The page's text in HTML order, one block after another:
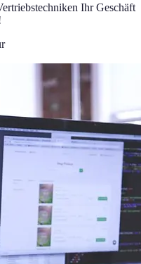
Ihr Geschäft